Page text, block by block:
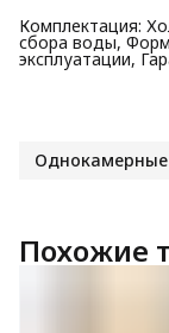
Комплектация:
сбора воды,
эксплуатации,
Похожие